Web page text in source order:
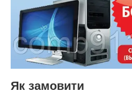
Як замовити